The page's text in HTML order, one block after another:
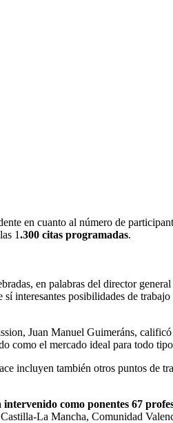
en cuanto al número de
1.300 citas programadas.
en palabras del director
interesantes posibilidades de
Juan Manuel Guimeráns,
como el mercado ideal para todo
incluyen también otros puntos de
como ponentes 67
La Mancha, Comunidad